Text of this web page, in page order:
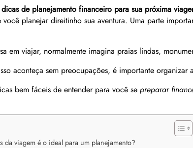
dicas de planejamento financeiro para sua próxima
planejar direitinho sua aventura. Uma parte
em viajar, normalmente imagina praias lindas,
aconteça sem preocupações, é importante organizar
bem fáceis de entender para você se preparar
da viagem é o ideal para um planejamento?